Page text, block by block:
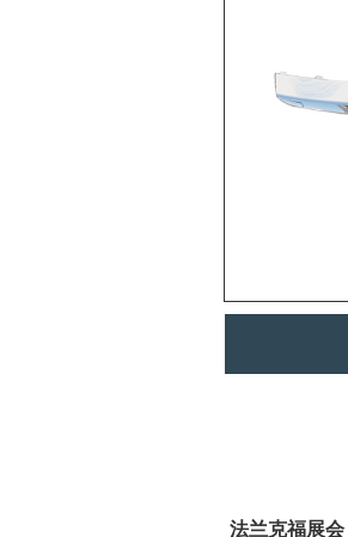
法兰克福展会